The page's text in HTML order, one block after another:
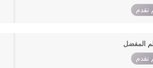
تقدم
المفضل
تقدم